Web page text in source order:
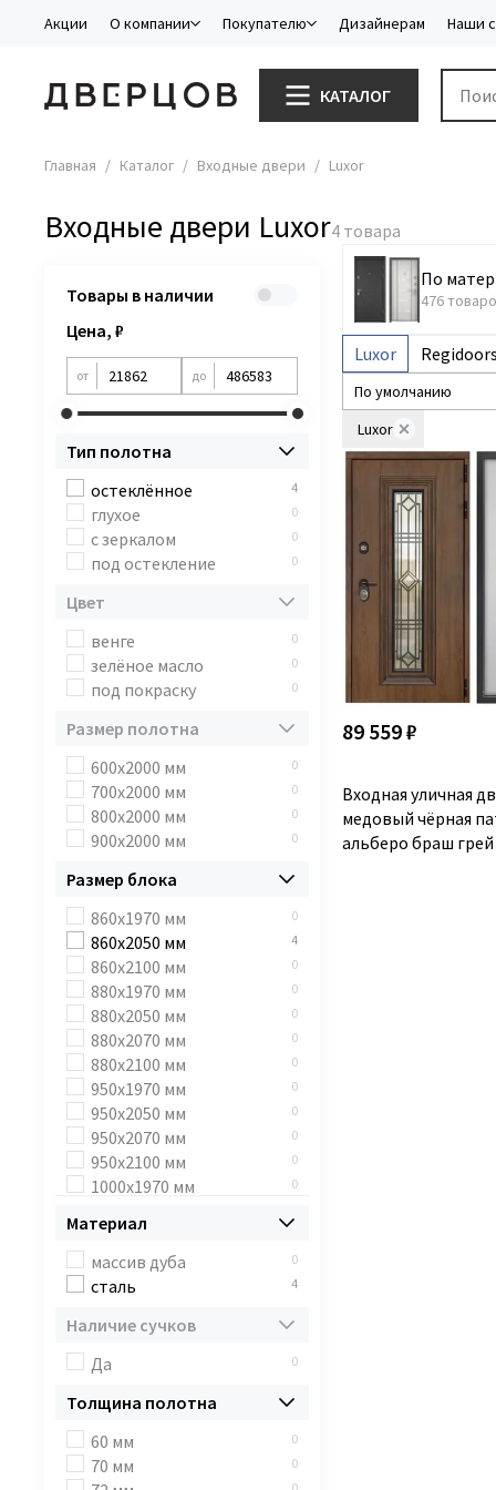
Акции О компании Покупателю Дизайнерам Наши
КАТАЛОГ
Главная Каталог Входные двери Luxor
Входные двери Luxor
По
476
Luxor Regidoors
Luxor
89 559 ₽
Входная уличная
медовый чёрная
альберо браш грей
Товары в наличии
Цена, ₽
от до
Тип полотна
остеклённое
4
глухое 0
с зеркалом 0
под остекление 0
Цвет
венге
0
зелёное масло 0
под покраску 0
Размер полотна
600x2000 мм
0
700x2000 мм 0
800x2000 мм 0
900x2000 мм 0
Размер блока
860х1970 мм
0
860x2050 мм 4
860х2100 мм 0
880х1970 мм 0
880x2050 мм 0
880x2070 мм 0
880х2100 мм 0
950х1970 мм 0
950x2050 мм 0
950x2070 мм 0
950x2100 мм 0
1000х1970 мм 0
1000х2070 мм
1000х2100 мм 0
860х2000 мм 0
980х2050 мм 0
885х2050 мм 0
950х2070 мм 0
980х2070 мм
957х2040 мм
877х2040 мм
Материал
массив дуба
0
сталь 4
Наличие сучков
Да
0
Толщина полотна
60 мм
0
70 мм 0